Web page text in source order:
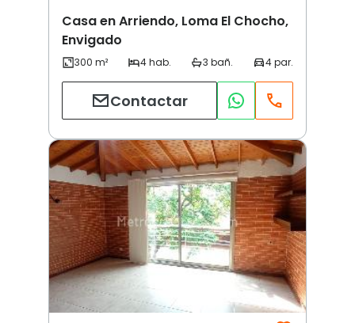
Casa en Arriendo, Loma El Chocho,
Envigado
Contactar